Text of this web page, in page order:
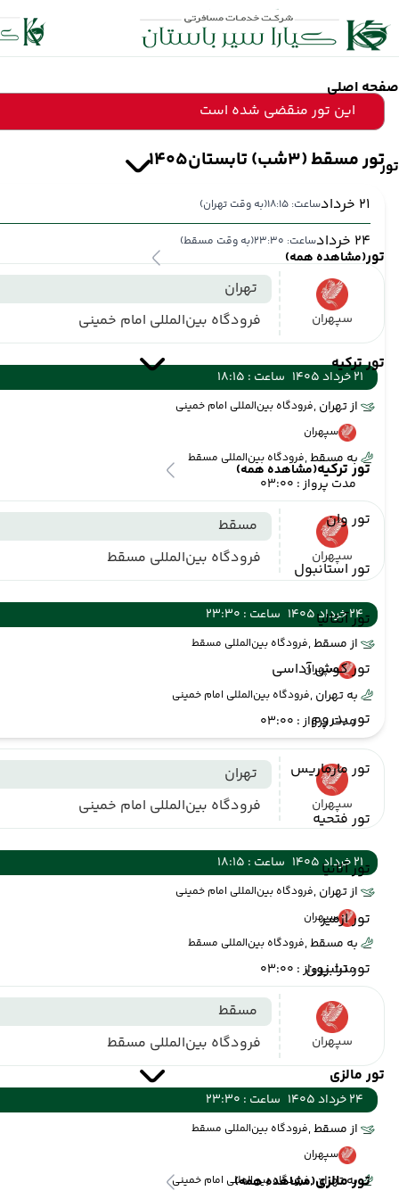
صفحه اصلی
تور
تور(مشاهده همه)
تور ترکیه
تور ترکیه(مشاهده همه)
تور وان
تور استانبول
تور آنتالیا
تور کوش آداسی
تور بدروم
تور مارماریس
تور فتحیه
تور آلانیا
تور ازمیر
تور ترابزون
تور مالزی
تور مالزی(مشاهده همه)
این تور منقضی شده است
تور مسقط (3شب) تابستان1405
21 خرداد ساعت: 18:15 (به وقت تهران)
24 خرداد ساعت: 23:30 (به وقت مسقط)
سپهران
تهران
فرودگاه بین‌المللی امام خمینی
21 خرداد 1405
ساعت : 18:15
از تهران ,فرودگاه بین‌المللی امام خمینی
سپهران
به مسقط ,فرودگاه بین‌المللی مسقط
مدت پرواز : 03:00
سپهران
مسقط
فرودگاه بین‌المللی مسقط
24 خرداد 1405
ساعت : 23:30
از مسقط ,فرودگاه بین‌المللی مسقط
سپهران
به تهران ,فرودگاه بین‌المللی امام خمینی
مدت پرواز : 03:00
سپهران
تهران
فرودگاه بین‌المللی امام خمینی
21 خرداد 1405
ساعت : 18:15
از تهران ,فرودگاه بین‌المللی امام خمینی
سپهران
به مسقط ,فرودگاه بین‌المللی مسقط
مدت پرواز : 03:00
سپهران
مسقط
فرودگاه بین‌المللی مسقط
24 خرداد 1405
ساعت : 23:30
از مسقط ,فرودگاه بین‌المللی مسقط
سپهران
به تهران ,فرودگاه بین‌المللی امام خمینی